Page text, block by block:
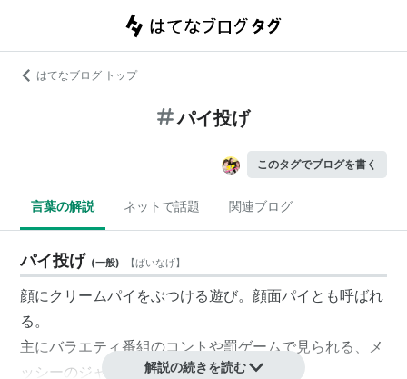
はてなブログ トップ
パイ投げ
このタグでブログを書く
言葉の解説 ネットで話題 関連ブログ
パイ投げ (一般) 【ぱいなげ】
顔にクリームパイをぶつける遊び。 顔面パイ とも呼ばれ
る。
主にバラエティ番組のコントや罰ゲームで見られる、 メ
ッシーのジャンルの一つ。解説の続きを読む